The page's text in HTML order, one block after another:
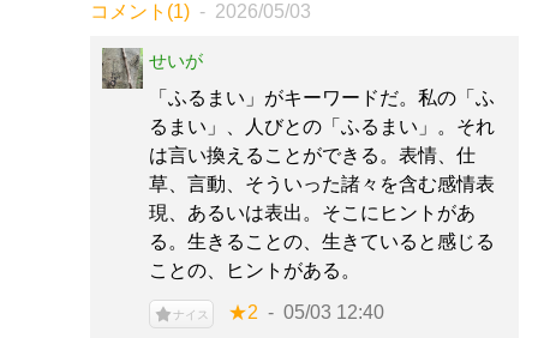
コメント(1) 2026/05/03
せいが
「ふるまい」がキーワードだ。私の「ふ
るまい」、人びとの「ふるまい」。それ
は言い換えることができる。表情、仕
草、言動、そういった諸々を含む感情表
現、あるいは表出。そこにヒントがあ
る。生きることの、生きていると感じる
ことの、ヒントがある。
ナイス ★2 05/03 12:40